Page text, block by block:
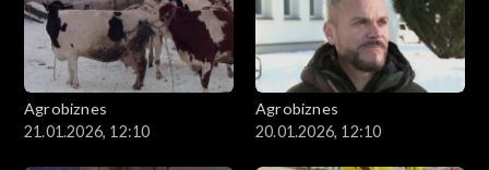
Agrobiznes
21.01.2026, 12:10
Agrobiznes
20.01.2026, 12:10